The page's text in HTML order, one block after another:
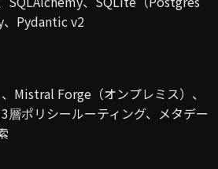
、Pydantic v2
Mistral Forge（オンプレミス）、
ポリシールーティング、メタデー